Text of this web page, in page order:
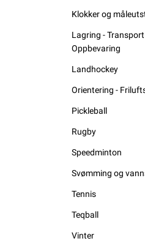
Klokker og
Lagring -
Oppbevaring
Landhockey
Orientering -
Pickleball
Rugby
Speedminton
Svømming og
Tennis
Teqball
Vinter